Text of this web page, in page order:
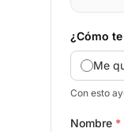
¿Cómo
Me
Con esto
Nombre *